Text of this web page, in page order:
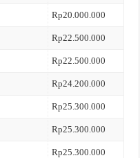
Rp20.000.000
Rp22.500.000
Rp22.500.000
Rp24.200.000
Rp25.300.000
Rp25.300.000
Rp25.300.000